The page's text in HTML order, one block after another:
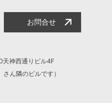
お問合せ
神西通りビル4F
ん隣のビルです）